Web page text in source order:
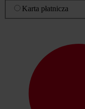
Karta płatnicza